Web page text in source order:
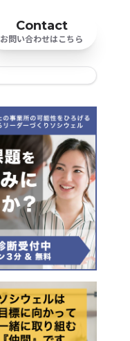
Contact
お問い合わせはこちら